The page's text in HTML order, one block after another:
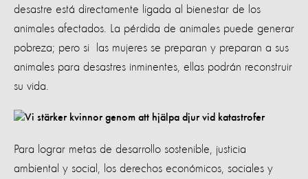
desastre está directamente ligada al bienestar de los
animales afectados. La pérdida de animales puede generar
pobreza; pero si las mujeres se preparan y preparan a sus
animales para desastres inminentes, ellas podrán reconstruir
su vida.
Para lograr metas de desarrollo sostenible, justicia
ambiental y social, los derechos económicos, sociales y